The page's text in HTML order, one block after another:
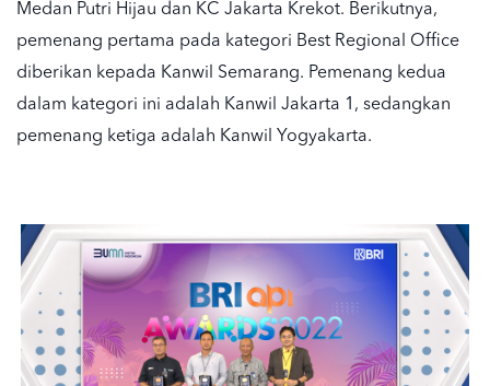
Medan Putri Hijau dan KC Jakarta Krekot. Berikutnya,
pemenang pertama pada kategori Best Regional Office
diberikan kepada Kanwil Semarang. Pemenang kedua
dalam kategori ini adalah Kanwil Jakarta 1, sedangkan
pemenang ketiga adalah Kanwil Yogyakarta.